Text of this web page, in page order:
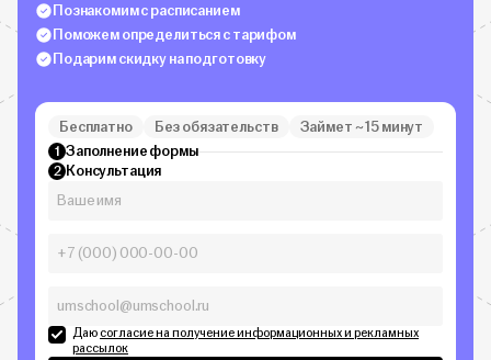
Познакомим с расписанием
Поможем определиться с тарифом
Подарим скидку на подготовку
Бесплатно Без обязательств Займет ~ 15 минут
1 Заполнение формы
2 Консультация
Даюсогласие на получение информационных и рекламных
рассылок